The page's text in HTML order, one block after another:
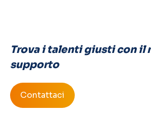
Trova i talenti giusti con il
supporto
Contattaci